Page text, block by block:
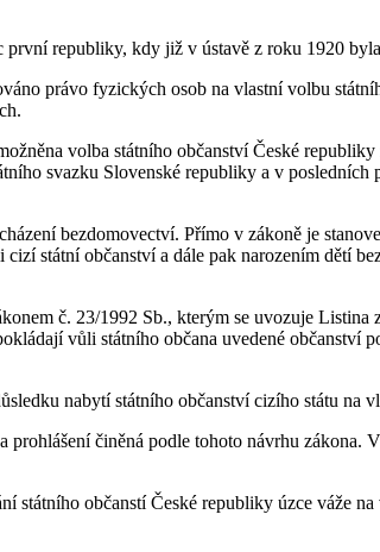
republiky, kdy již v ústavě z roku 1920
právo fyzických osob na vlastní volbu
volba státního občanství České
svazku Slovenské republiky a v
bezdomovectví. Přímo v zákoně je
státní občanství a dále pak narozením dětí
č. 23/1992 Sb., kterým se uvozuje
vůli státního občana uvedené občanství
nabytí státního občanství cizího státu na
činěná podle tohoto návrhu
občanstí České republiky úzce váže